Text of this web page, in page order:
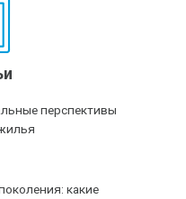
перспективы
какие